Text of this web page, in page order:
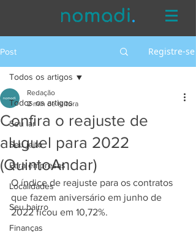
Post Registre-se
Todos os artigos
Seu lar
Seu jeito
Para empresas
Localidades
Seu bairro
Finanças
Todos os artigos
Confira o reajuste de
aluguel para 2022
(QuintoAndar)
Redação
2 min de leitura
O índice de reajuste para os contratos
que fazem aniversário em junho de
2022 ficou em 10,72%.